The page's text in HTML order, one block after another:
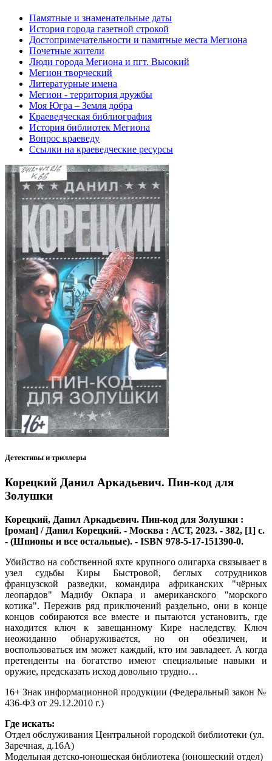
Памятные и знаменательные даты
История города газетной строкой
Достопримечательности и памятные места Мегиона
Почетные жители
Люди города Мегиона и пгт. Высокий
Мегион творческий
Литературные имена
Мегион - территория дружбы
Моя Югра – Земля добра
Краеведческая библиография
История библиотек Мегиона
Вопрос краеведу
Ссылки на краеведческие ресурсы
Детективы и триллеры
Корецкий Данил Аркадьевич. Пин-код для
Золушки
Корецкий, Данил Аркадьевич. Пин-код для Золушки :
[роман] / Данил Корецкий. - Москва : АСТ, 2023. - 382, [1] с.
- (Шпионы и все остальные). - ISBN 978-5-17-151390-0.
Убийство на собственной яхте крупного олигарха связывает в
узел судьбы Киры Быстровой, беглых сотрудников
французской разведки, командира африканских "чёрных
леопардов" Мадибу Окпара и американского "морского
котика". Пережив ряд приключений раздельно, они в конце
концов собираются все вместе и пытаются установить, где
находится ключ к завещанному Кире наследству. Ключ
неожиданно обнаруживается, но он обезличен, и
воспользоваться им может каждый, кто им завладеет. А когда
претенденты на богатство имеют специальные навыки и
оружие, предсказать исход довольно трудно…
16+ Знак информационной продукции (Федеральный закон №
436-ФЗ от 29.12.2010 г.)
Где искать:
Отдел обслуживания Центральной городской библиотеки (ул.
Заречная, д.16А)
Модельная детско-юношеская библиотека (юношеский отдел)